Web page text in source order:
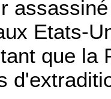
Etats-
que la